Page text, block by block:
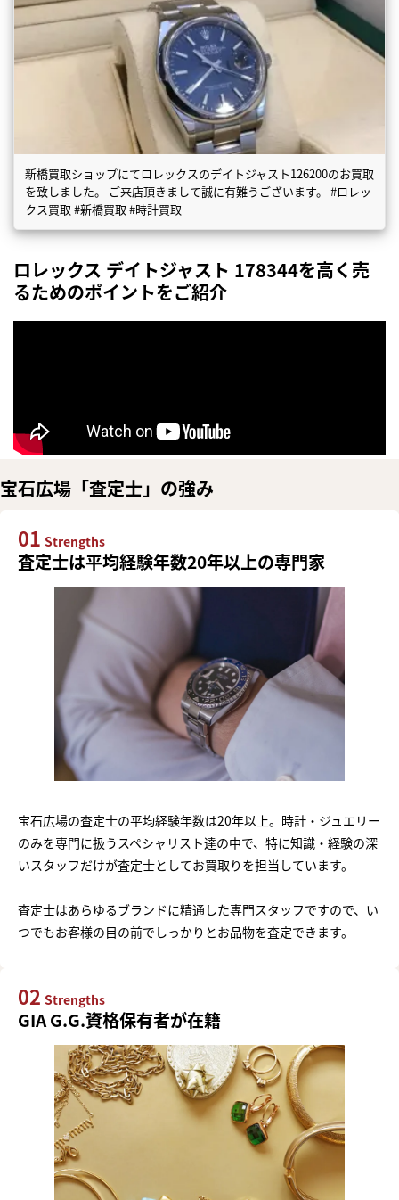
新橋買取ショップにてロレックスのデイトジャスト126200のお買取
を致しました。 ご来店頂きまして誠に有難うございます。 #ロレッ
クス買取 #新橋買取 #時計買取
ロレックス デイトジャスト 178344を高く売
るためのポイントをご紹介
宝石広場「査定士」の強み
01 Strengths
査定士は平均経験年数20年以上の専門家
宝石広場の査定士の平均経験年数は20年以上。時計・ジュエリー
のみを専門に扱うスペシャリスト達の中で、特に知識・経験の深
いスタッフだけが査定士としてお買取りを担当しています。
査定士はあらゆるブランドに精通した専門スタッフですので、い
つでもお客様の目の前でしっかりとお品物を査定できます。
02 Strengths
GIA G.G.資格保有者が在籍